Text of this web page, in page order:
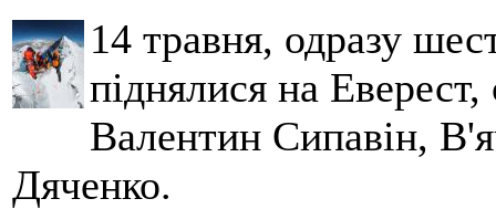
14 травня, одразу
піднялися на
Валентин Сипавін,
Дяченко.